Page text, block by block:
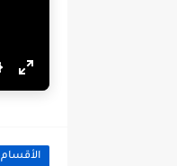
Settings
Enter
الأقسام